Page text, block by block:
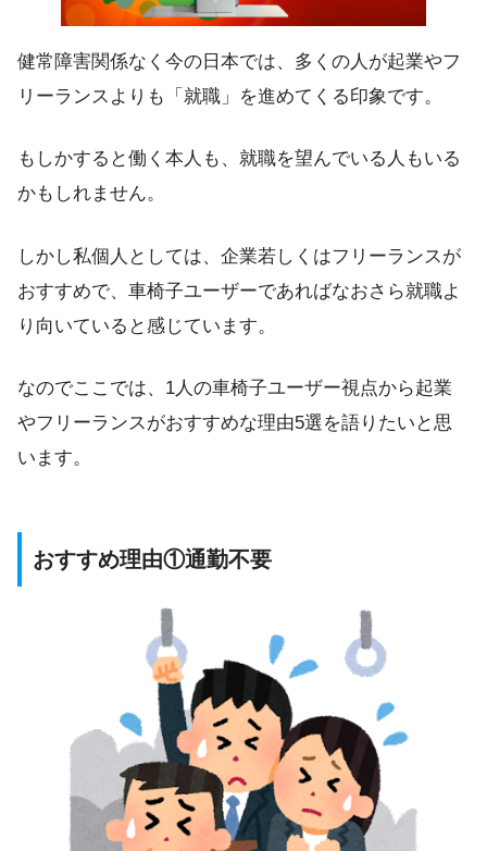
健常障害関係なく今の日本では、多くの人が起業やフ
リーランスよりも「就職」を進めてくる印象です。
もしかすると働く本人も、就職を望んでいる人もいる
かもしれません。
しかし私個人としては、企業若しくはフリーランスが
おすすめで、車椅子ユーザーであればなおさら就職よ
り向いていると感じています。
なのでここでは、1人の車椅子ユーザー視点から起業
やフリーランスがおすすめな理由5選を語りたいと思
います。
おすすめ理由①通勤不要